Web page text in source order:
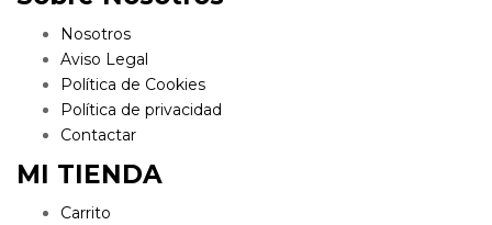
Nosotros
Aviso Legal
Política de Cookies
Política de privacidad
Contactar
MI TIENDA
Carrito